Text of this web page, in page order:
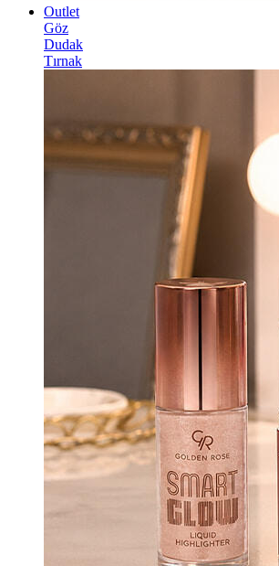
Outlet
Göz
Dudak
Tırnak